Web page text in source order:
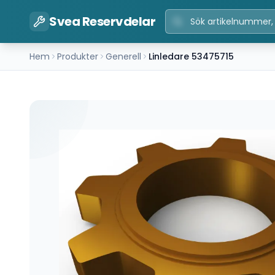
Svea Reservdelar
Hem Produkter Generell Linledare 53475715